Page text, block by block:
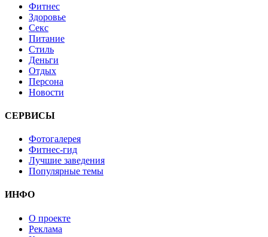
Фитнес
Здоровье
Секс
Питание
Стиль
Деньги
Отдых
Персона
Новости
СЕРВИСЫ
Фотогалерея
Фитнес-гид
Лучшие заведения
Популярные темы
ИНФО
О проекте
Реклама